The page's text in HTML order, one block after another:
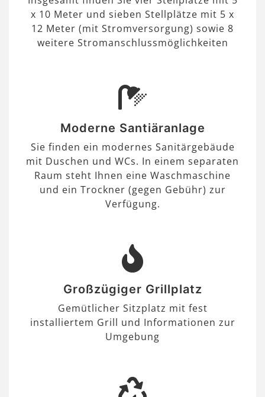
x 10 Meter und sieben Stellplätze mit 5 x
12 Meter (mit Stromversorgung) sowie 8
weitere Stromanschlussmöglichkeiten
Moderne Santiäranlage
Sie finden ein modernes Sanitärgebäude
mit Duschen und WCs. In einem separaten
Raum steht Ihnen eine Waschmaschine
und ein Trockner (gegen Gebühr) zur
Verfügung.
Großzügiger Grillplatz
Gemütlicher Sitzplatz mit fest
installiertem Grill und Informationen zur
Umgebung